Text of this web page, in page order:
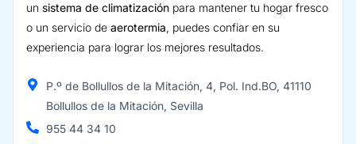
un sistema de climatización para mantener tu hogar fresco
o un servicio de aerotermia, puedes confiar en su
experiencia para lograr los mejores resultados.
P.º de Bollullos de la Mitación, 4, Pol. Ind.BO, 41110
Bollullos de la Mitación, Sevilla
955 44 34 10